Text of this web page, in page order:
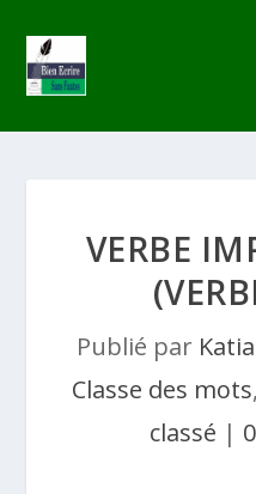
VERBE
Publié par
Classe des mots,
classé | 0